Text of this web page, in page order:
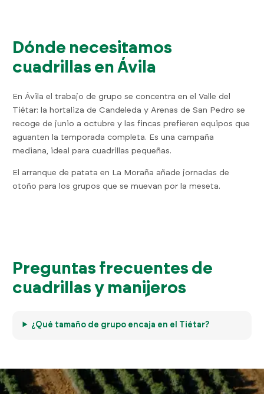
Dónde necesitamos
cuadrillas en Ávila
En Ávila el trabajo de grupo se concentra en el Valle del
Tiétar: la hortaliza de Candeleda y Arenas de San Pedro se
recoge de junio a octubre y las fincas prefieren equipos que
aguanten la temporada completa. Es una campaña
mediana, ideal para cuadrillas pequeñas.
El arranque de patata en La Moraña añade jornadas de
otoño para los grupos que se muevan por la meseta.
Preguntas frecuentes de
cuadrillas y manijeros
¿Qué tamaño de grupo encaja en el Tiétar?